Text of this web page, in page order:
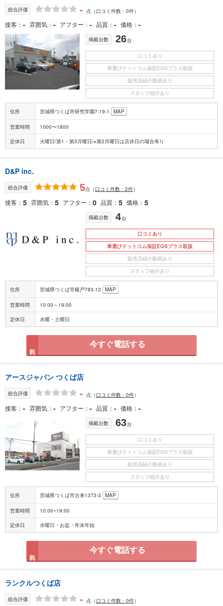
総合評価 - 点 （口コミ件数：0件）
接客 - 雰囲気 - アフター - 品質 - 価格 -
掲載台数 26台
口コミあり
車選びドットコム保証EGSプラス取扱
販売店紹介動画あり
スタッフ紹介あり
住所 茨城県つくば市研究学園7-19-1 MAP
営業時間 1000〜1800
定休日 火曜日/第1・第3月曜日/※第2月曜日は店休日の場合有り
D&P inc.
総合評価 5点 （口コミ件数：2件）
接客 5 雰囲気 5 アフター 0 品質 5 価格 5
掲載台数 4台
口コミあり
車選びドットコム保証EGSプラス取扱
販売店紹介動画あり
スタッフ紹介あり
住所 茨城県つくば市榎戸783-12 MAP
営業時間 10:00～19:00
定休日 水曜・土曜日
今すぐ電話する
アースジャパン つくば店
総合評価 - 点 （口コミ件数：0件）
接客 - 雰囲気 - アフター - 品質 - 価格 -
掲載台数 63台
口コミあり
車選びドットコム保証EGSプラス取扱
販売店紹介動画あり
スタッフ紹介あり
住所 茨城県つくば市古来1373-3 MAP
営業時間 10:00~19:00
定休日 水曜日・お盆・年末年始
今すぐ電話する
ランクルつくば店
総合評価 - 点 （口コミ件数：0件）